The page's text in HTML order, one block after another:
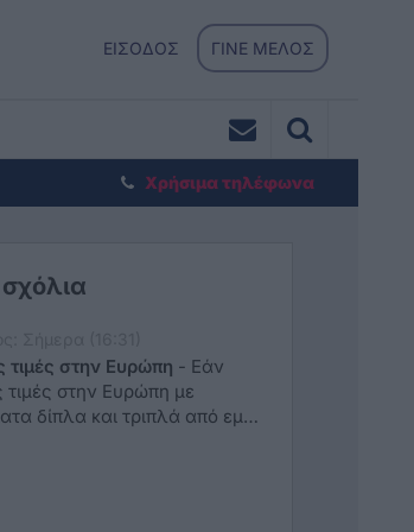
ΕΙΣΟΔΟΣ ΓΙΝΕ ΜΕΛΟΣ
Χρήσιμα τηλέφωνα
τιμές στην Ευρώπη - Εάν
τιμές στην Ευρώπη με
δίπλα και τριπλά από εμάς